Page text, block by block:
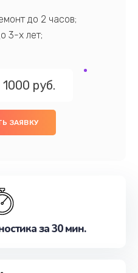
до 2 часов;
3-х лет;
1000 руб.
ЗАЯВКУ
за 30 мин.